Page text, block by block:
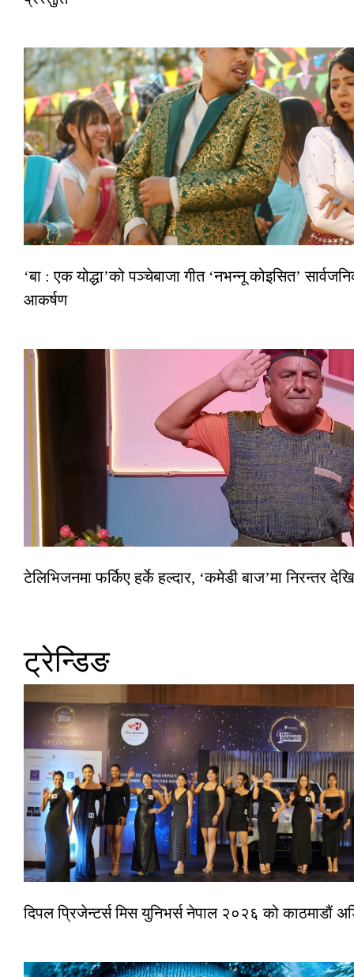
‘बा : एक योद्धा’को पञ्चेबाजा गीत ‘नभन्नू कोइसित’
आकर्षण
टेलिभिजनमा फर्किए हर्के हल्दार, ‘कमेडी बाज’मा निरन्तर
ट्रेन्डिङ
दिपल प्रिजेन्टर्स मिस युनिभर्स नेपाल २०२६ को काठमाडौं